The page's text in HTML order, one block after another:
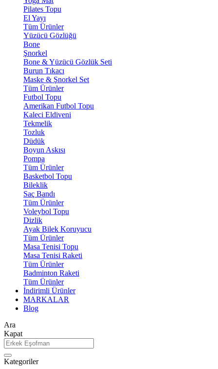
Pilates Topu
El Yayı
Tüm Ürünler
Yüzücü Gözlüğü
Bone
Şnorkel
Bone & Yüzücü Gözlük Seti
Burun Tıkacı
Maske & Şnorkel Set
Tüm Ürünler
Futbol Topu
Amerikan Futbol Topu
Kaleci Eldiveni
Tekmelik
Tozluk
Düdük
Boyun Askısı
Pompa
Tüm Ürünler
Basketbol Topu
Bileklik
Saç Bandı
Tüm Ürünler
Voleybol Topu
Dizlik
Ayak Bilek Koruyucu
Tüm Ürünler
Masa Tenisi Topu
Masa Tenisi Raketi
Tüm Ürünler
Badminton Raketi
Tüm Ürünler
İndirimli Ürünler
MARKALAR
Blog
Ara
Kapat
Kategoriler